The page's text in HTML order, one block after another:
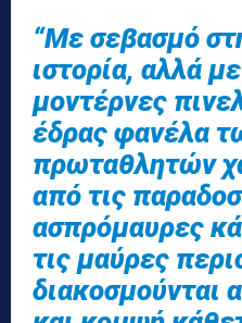
“Με σεβασμό
ιστορία, αλλά
μοντέρνες
έδρας φανέλα
πρωταθλητών
από τις
ασπρόμαυρες
τις μαύρες
διακοσμούνται